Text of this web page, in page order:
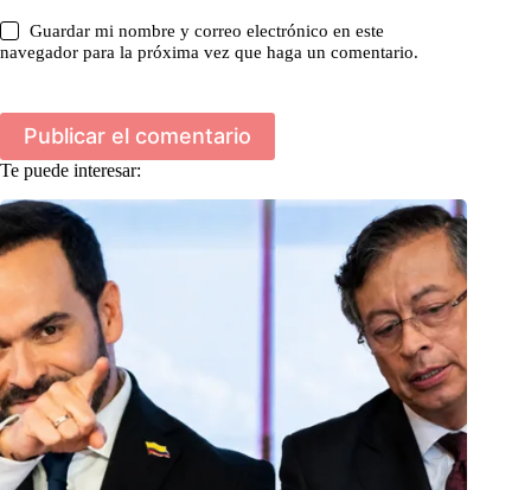
Guardar mi nombre y correo electrónico en este
navegador para la próxima vez que haga un comentario.
Publicar el comentario
Te puede interesar: